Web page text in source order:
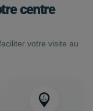
centre
votre visite au